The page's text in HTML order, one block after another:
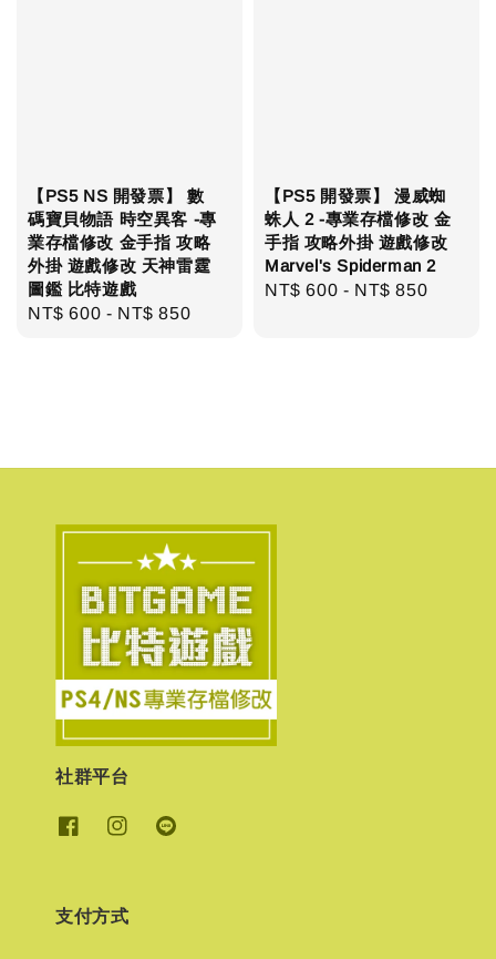
【PS5 NS 開發票】 數
碼寶貝物語 時空異客 -專
業存檔修改 金手指 攻略
外掛 遊戲修改 天神雷霆
圖鑑 比特遊戲
Regular
NT$ 600 - NT$ 850
【PS5 開發票】 漫威蜘
蛛人 2 -專業存檔修改 金
手指 攻略外掛 遊戲修改
Marvel's Spiderman 2
Regular
NT$ 600 - NT$ 850
社群平台
支付方式